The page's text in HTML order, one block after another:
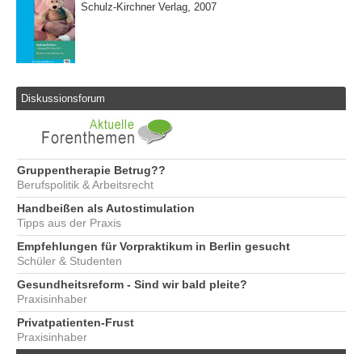
Schulz-Kirchner Verlag, 2007
Diskussionsforum
Gruppentherapie Betrug??
Berufspolitik & Arbeitsrecht
Handbeißen als Autostimulation
Tipps aus der Praxis
Empfehlungen für Vorpraktikum in Berlin gesucht
Schüler & Studenten
Gesundheitsreform - Sind wir bald pleite?
Praxisinhaber
Privatpatienten-Frust
Praxisinhaber